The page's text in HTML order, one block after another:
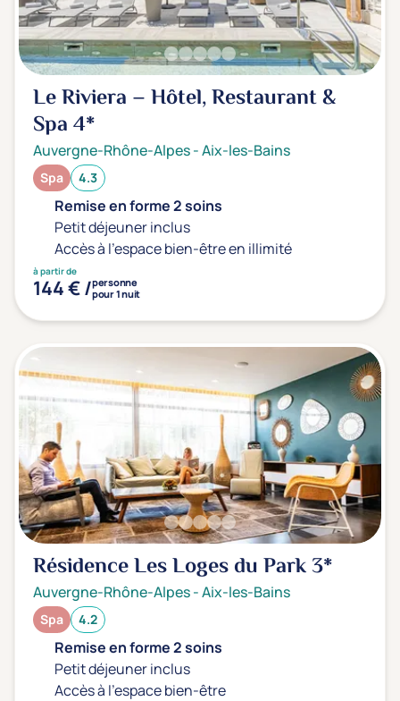
Le Riviera – Hôtel, Restaurant &
Spa4*
Auvergne-Rhône-Alpes-Aix-les-Bains
Spa 4.3
Remise en forme 2 soins
Petit déjeuner inclus
Accès à l'espace bien-être en illimité
à partir de
144 € /personne
pour 1 nuit
Résidence Les Loges du Park3*
Auvergne-Rhône-Alpes-Aix-les-Bains
Spa 4.2
Remise en forme 2 soins
Petit déjeuner inclus
Accès à l'espace bien-être